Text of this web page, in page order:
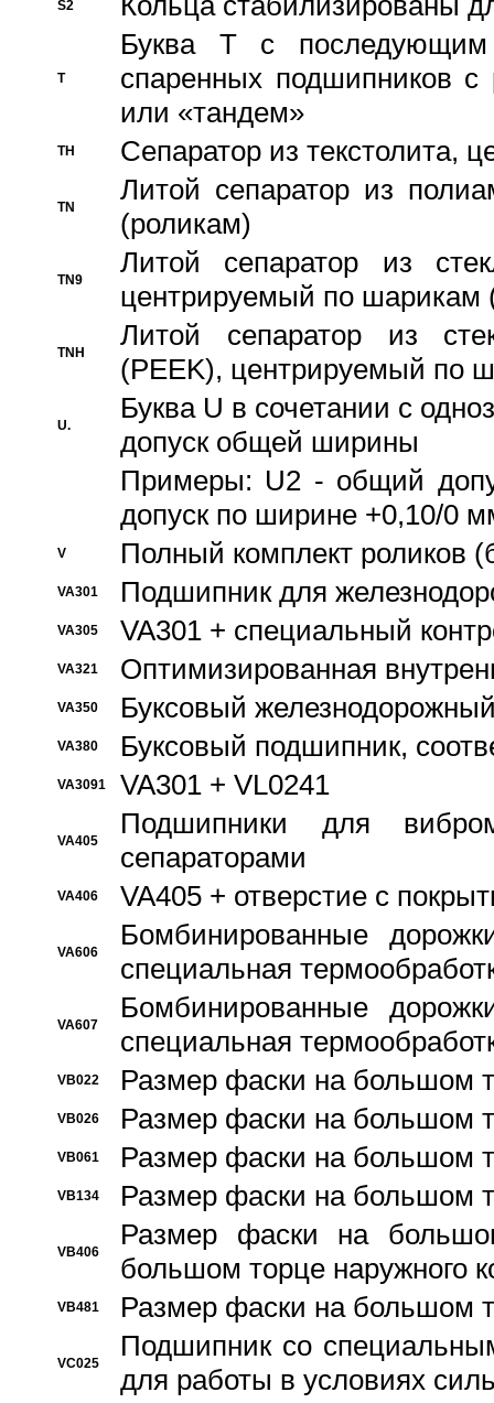
S2
T
Буква T с
спаренных подшипников
или «тандем»
TH Сепаратор из текстолита,
TN
Литой сепаратор из
(роликам)
TN9
Литой сепаратор из
центрируемый по шарикам
TNH
Литой сепаратор из
(PEEK), центрируемый по
U.
Буква U в сочетании с
допуск общей ширины
Примеры: U2 - общий
допуск по ширине +0,10/0
V Полный комплект роликов
VA301 Подшипник для
VA305 VA301 + специальный
VA321 Оптимизированная
VA350 Буксовый
VA380 Буксовый подшипник,
VA3091 VA301 + VL0241
VA405
Подшипники для
сепараторами
VA406 VA405 + отверстие с
VA606
Бомбинированные
специальная
VA607
Бомбинированные
специальная
VB022 Размер фаски на большом
VB026 Размер фаски на большом
VB061 Размер фаски на большом
VB134 Размер фаски на большом
VB406
Размер фаски на
большом торце наружного
VB481 Размер фаски на большом
VC025
Подшипник со
для работы в условиях